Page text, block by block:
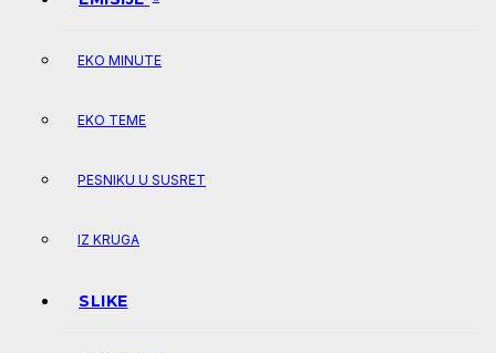
EKO MINUTE
EKO TEME
PESNIKU U SUSRET
IZ KRUGA
SLIKE